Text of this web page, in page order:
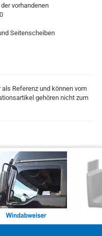
vorhandenen
Seitenscheiben
Referenz und können vom
gehören nicht zum